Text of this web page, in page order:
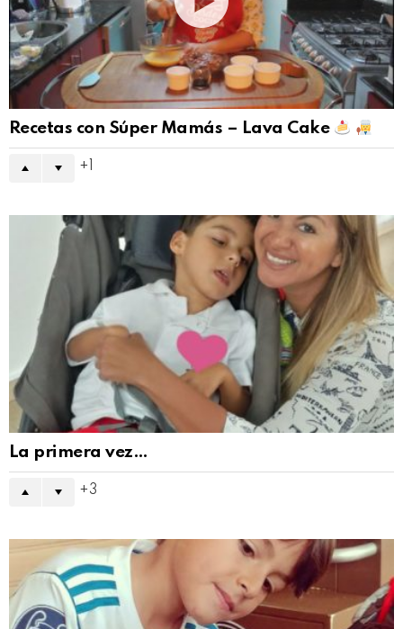
Recetas con Súper Mamás – Lava Cake
1
La primera vez…
3